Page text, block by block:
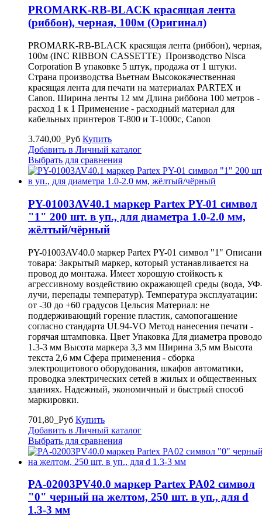
PROMARK-RB-BLACK красящая лента
(риббон), черная, 100м (Оригинал)
PROMARK-RB-BLACK красящая лента (риббон), черная,
100м (INC RIBBON CASSETTE) Производство Nisca
Corporation В упаковке 5 штук, продажа от 1 штуки.
Страна производства Вьетнам Высококачественная
красящая лента для печати на материалах PARTEX и
Canon. Ширина ленты 12 мм Длина риббона 100 метров -
расход 1 к 1 Применение - расходный материал для
кабельных принтеров T-800 и T-1000c, Canon
3.740,00_Руб Купить
Добавить в Личный каталог
Выбрать для сравнения
PY-01003AV40.1 маркер Partex PY-01 символ
"1" 200 шт. в уп., для диаметра 1.0-2.0 мм,
жёлтый/чёрный
PY-01003AV40.0 маркер Partex PY-01 символ "1"
товара: Закрытый маркер, который устанавливается на
провод до монтажа. Имеет хорошую стойкость к
агрессивному воздействию окражающей среды (вода,
лучи, перепады температур). Температура эксплуатации:
от -30 до +60 градусов Цельсия Материал: не
поддерживающий горение пластик, самопогашение
согласно стандарта UL94-VO Метод нанесения печати -
горячая штамповка. Цвет Упаковка Для диаметра
1.3-3 мм Высота маркера 3,3 мм Ширина 3,5 мм Высота
текста 2,6 мм Сфера применения - сборка
электрощитового оборудования, шкафов автоматики,
проводка электрических сетей в жилых и общественных
зданиях. Надежный, экономичный и быстрый способ
маркировки.
701,80_Руб Купить
Добавить в Личный каталог
Выбрать для сравнения
PA-02003PV40.0 маркер Partex PA02 символ
"0" черный на желтом, 250 шт. в уп., для d
1.3-3 мм